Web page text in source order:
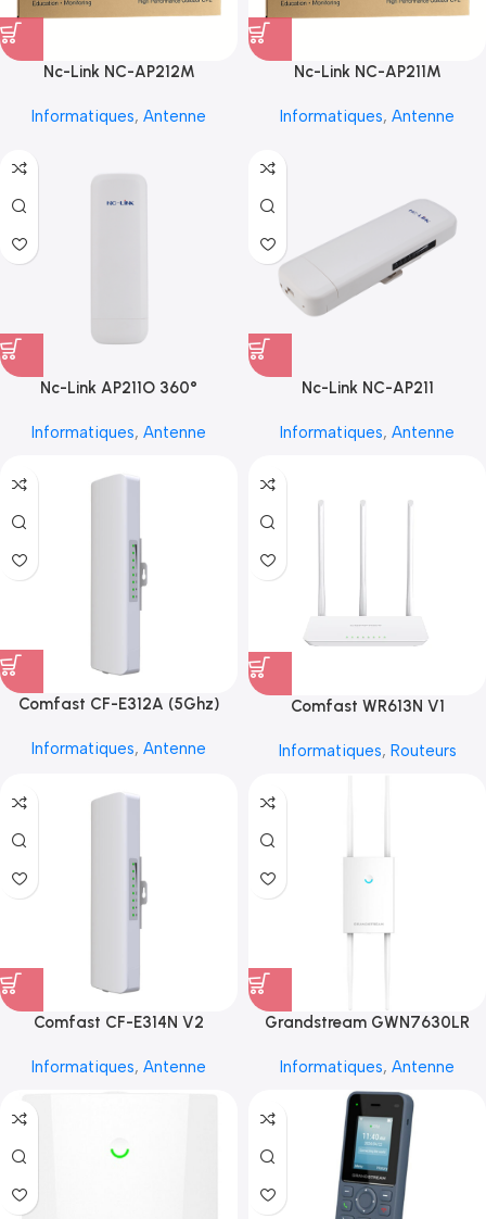
Nc-Link NC-AP212M
Informatiques, Antenne
Nc-Link NC-AP211M
Informatiques, Antenne
Nc-Link AP211O 360°
Informatiques, Antenne
Nc-Link NC-AP211
Informatiques, Antenne
Comfast CF-E312A (5Ghz)
Informatiques, Antenne
Comfast WR613N V1
Informatiques, Routeurs
Comfast CF-E314N V2
Informatiques, Antenne
Grandstream GWN7630LR
Informatiques, Antenne